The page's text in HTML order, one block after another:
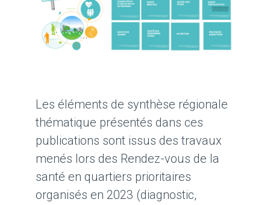
Les éléments de synthèse régionale
thématique présentés dans ces
publications sont issus des travaux
menés lors des Rendez-vous de la
santé en quartiers prioritaires
organisés en 2023 (diagnostic,